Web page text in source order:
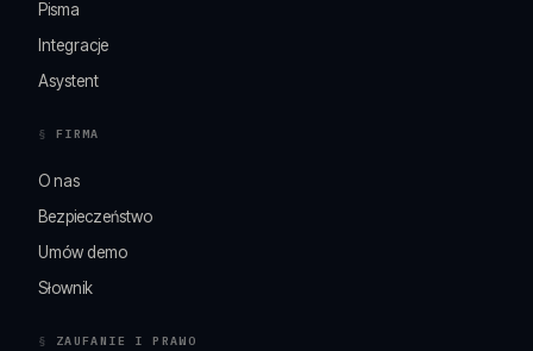
Pisma
Integracje
Asystent
FIRMA
O nas
Bezpieczeństwo
Umów demo
Słownik
ZAUFANIE I PRAWO